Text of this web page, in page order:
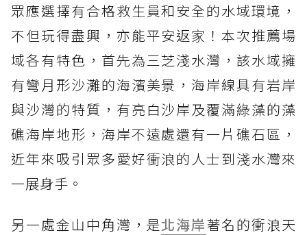
眾應選擇有合格救生員和安全的水域環境，
不但玩得盡興，亦能平安返家！本次推薦場
域各有特色，首先為三芝淺水灣，該水域擁
有彎月形沙灘的海濱美景，海岸線具有岩岸
與沙灣的特質，有亮白沙岸及覆滿綠藻的藻
礁海岸地形，海岸不遠處還有一片礁石區，
近年來吸引眾多愛好衝浪的人士到淺水灣來
一展身手。
另一處金山中角灣，是北海岸著名的衝浪天